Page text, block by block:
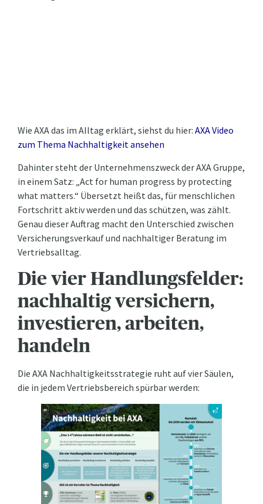
Wie AXA das im Alltag erklärt, siehst du hier: AXA Video
zum Thema Nachhaltigkeit ansehen
Dahinter steht der Unternehmenszweck der AXA Gruppe,
in einem Satz: „Act for human progress by protecting
what matters.“ Übersetzt heißt das, für menschlichen
Fortschritt aktiv werden und das schützen, was zählt.
Genau dieser Auftrag macht den Unterschied zwischen
Versicherungsverkauf und nachhaltiger Beratung im
Vertriebsalltag.
Die vier Handlungsfelder:
nachhaltig versichern,
investieren, arbeiten,
handeln
Die AXA Nachhaltigkeitsstrategie ruht auf vier Säulen,
die in jedem Vertriebsbereich spürbar werden: